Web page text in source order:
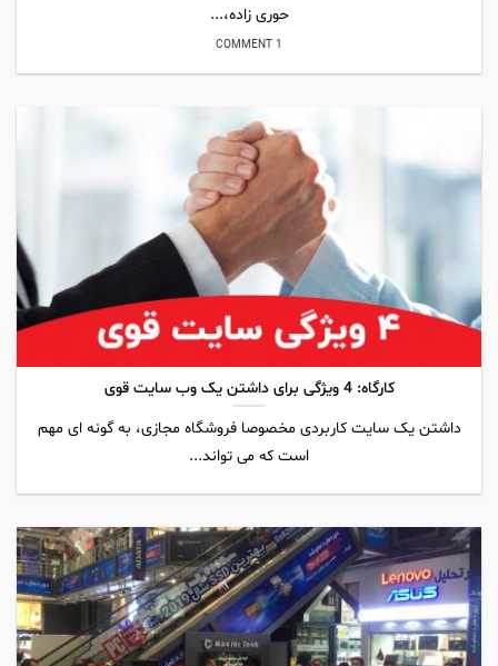
حوری زاده،...
1 COMMENT
کارگاه: 4 ویژگی برای داشتن یک وب سایت قوی
داشتن یک سایت کاربردی مخصوصا فروشگاه مجازی، به گونه ای مهم
است که می تواند...